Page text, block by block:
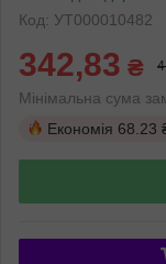
Код: УТ000010482
342,83 ₴
Мінімальна сума
Економія 68.23